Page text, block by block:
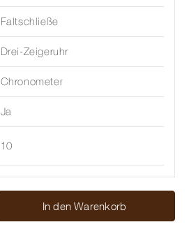
Faltschließe
Drei-Zeigeruhr
Chronometer
Ja
10
In den Warenkorb